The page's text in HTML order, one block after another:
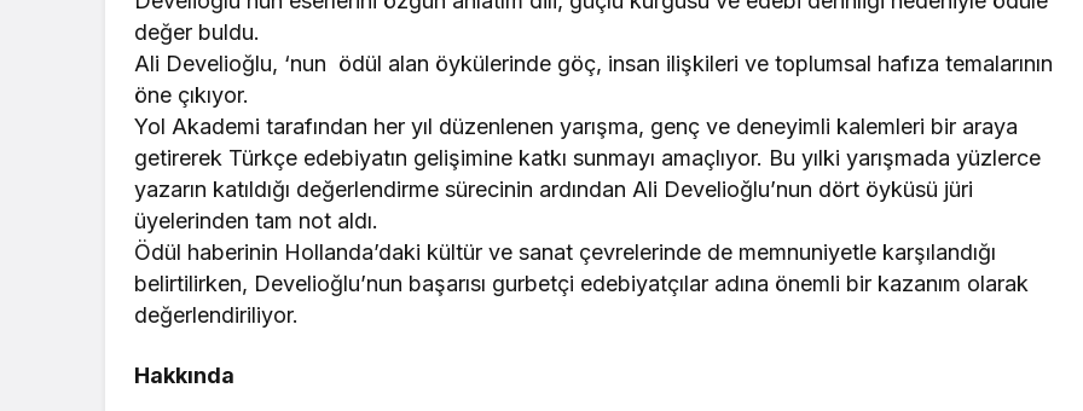
değer buldu.
Ali Develioğlu, ‘nun ödül alan öykülerinde göç, insan ilişkileri ve toplumsal hafıza temalarının
öne çıkıyor.
Yol Akademi tarafından her yıl düzenlenen yarışma, genç ve deneyimli kalemleri bir araya
getirerek Türkçe edebiyatın gelişimine katkı sunmayı amaçlıyor. Bu yılki yarışmada yüzlerce
yazarın katıldığı değerlendirme sürecinin ardından Ali Develioğlu’nun dört öyküsü jüri
üyelerinden tam not aldı.
Ödül haberinin Hollanda’daki kültür ve sanat çevrelerinde de memnuniyetle karşılandığı
belirtilirken, Develioğlu’nun başarısı gurbetçi edebiyatçılar adına önemli bir kazanım olarak
değerlendiriliyor.
Hakkında